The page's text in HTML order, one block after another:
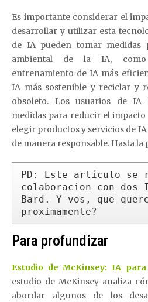
Es importante considerar el
desarrollar y utilizar esta
de IA pueden tomar medidas
ambiental de la IA,
entrenamiento de IA más
IA más sostenible y reciclar y
obsoleto. Los usuarios de IA
medidas para reducir el
elegir productos y servicios de
de manera responsable. Hasta la
PD: Este artículo se
colaboracion con dos
Bard. Y vos, que
proximamente?
Para profundizar
Estudio de McKinsey: IA
estudio de McKinsey analiza
abordar algunos de los